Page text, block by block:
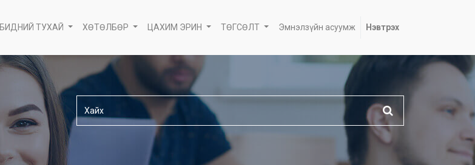
БИДНИЙ ТУХАЙ ХӨТӨЛБӨР ЦАХИМ ЭРИН ТӨГСӨЛТ Эмнэлзүйн асуумж Нэвтрэх